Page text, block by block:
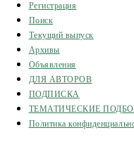
Регистрация
Поиск
Текущий выпуск
Архивы
Объявления
ДЛЯ АВТОРОВ
ПОДПИСКА
ТЕМАТИЧЕСКИЕ
Политика